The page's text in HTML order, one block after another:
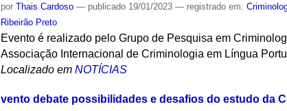
porThais Cardoso — publicado 19/01/2023— registrado em:
Ribeirão Preto
Evento é realizado pelo Grupo de Pesquisa em
Associação Internacional de Criminologia em Língua
Localizado em NOTÍCIAS
debate possibilidades e desafios do estudo da